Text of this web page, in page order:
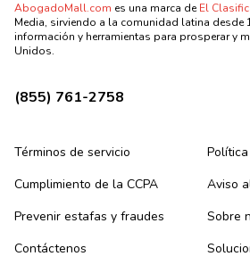
AbogadoMall.com es una marca deEl
Media, sirviendo a la comunidad latina desde
información y herramientas para prosperar y
Unidos.
(855) 761-2758
Términos de servicio
Cumplimiento de la CCPA
Aviso
Prevenir estafas y fraudes
Sobre
Contáctenos